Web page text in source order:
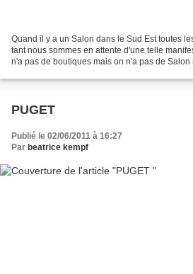
Quand il y a un Salon dans le Sud Est toutes
tant nous sommes en attente d'une telle
n'a pas de boutiques mais on n'a pas de
PUGET
Publié le 02/06/2011 à 16:27
Par beatrice kempf